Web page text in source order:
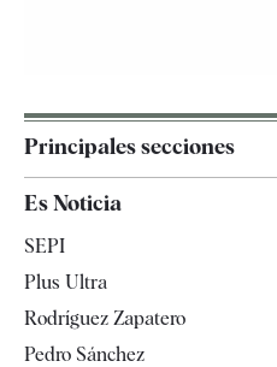
Principales secciones
Televisión
Es Noticia
SEPI
Plus Ultra
Rodríguez Zapatero
Pedro Sánchez